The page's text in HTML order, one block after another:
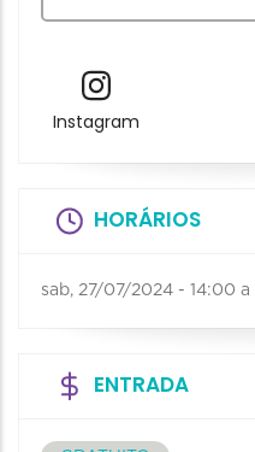
Instagram
HORÁRIOS
sab, 27/07/2024 - 14:00 a
ENTRADA